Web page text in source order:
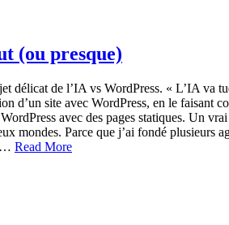
(ou presque)
délicat de l’IA vs WordPress. « L’IA va
d’un site avec WordPress, en le
avec des pages statiques. Un
mondes. Parce que j’ai fondé plusieurs
Read More